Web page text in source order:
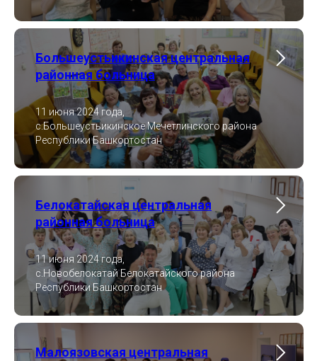
Большеустьикинская центральная
районная больница
11 июня 2024 года,
с.Большеустьикинское Мечетлинского района
Республики Башкортостан
Белокатайская центральная
районная больница
11 июня 2024 года,
с.Новобелокатай Белокатайского района
Республики Башкортостан
Малоязовская центральная